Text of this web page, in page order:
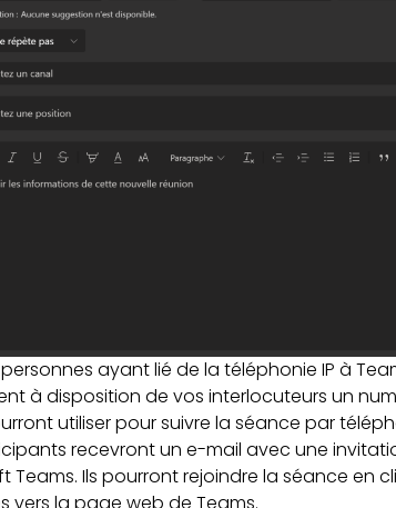
personnes ayant lié de la téléphonie IP à
à disposition de vos interlocuteurs un
utiliser pour suivre la séance par
recevront un e-mail avec une
Teams. Ils pourront rejoindre la séance en